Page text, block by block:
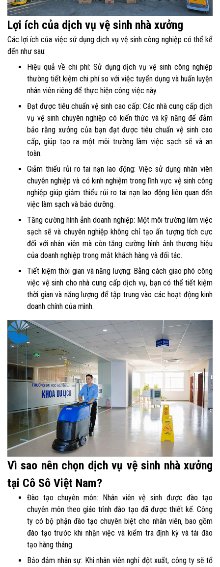
Lợi ích của dịch vụ vệ sinh nhà xưởng
Các lợi ích của việc sử dụng dịch vụ vệ sinh công nghiệp có thể kể
đến như sau:
Hiệu quả về chi phí: Sử dụng dịch vụ vệ sinh công nghiệp
thường tiết kiệm chi phí so với việc tuyển dụng và huấn luyện
nhân viên riêng để thực hiện công việc này.
Đạt được tiêu chuẩn vệ sinh cao cấp: Các nhà cung cấp dịch
vụ vệ sinh chuyên nghiệp có kiến thức và kỹ năng để đảm
bảo rằng xưởng của bạn đạt được tiêu chuẩn vệ sinh cao
cấp, giúp tạo ra một môi trường làm việc sạch sẽ và an
toàn.
Giảm thiểu rủi ro tai nạn lao động: Việc sử dụng nhân viên
chuyên nghiệp và có kinh nghiệm trong lĩnh vực vệ sinh công
nghiệp giúp giảm thiểu rủi ro tai nạn lao động liên quan đến
việc làm sạch và bảo dưỡng.
Tăng cường hình ảnh doanh nghiệp: Một môi trường làm việc
sạch sẽ và chuyên nghiệp không chỉ tạo ấn tượng tích cực
đối với nhân viên mà còn tăng cường hình ảnh thương hiệu
của doanh nghiệp trong mắt khách hàng và đối tác.
Tiết kiệm thời gian và năng lượng: Bằng cách giao phó công
việc vệ sinh cho nhà cung cấp dịch vụ, bạn có thể tiết kiệm
thời gian và năng lượng để tập trung vào các hoạt động kinh
doanh chính của mình.
Vì sao nên chọn dịch vụ vệ sinh nhà xưởng
tại Cô Sô Việt Nam?
Đào tạo chuyên môn: Nhân viên vệ sinh được đào tạo
chuyên môn theo giáo trình đào tạo đã được thiết kế. Công
ty có bộ phận đào tạo chuyên biệt cho nhân viên, bao gồm
đào tạo trước khi nhận việc và kiểm tra định kỳ và tái đào
tạo hàng tháng.
Bảo đảm nhân sự: Khi nhân viên nghỉ đột xuất, công ty sẽ tổ